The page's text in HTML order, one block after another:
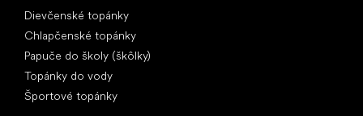
Dievčenské topánky
Chlapčenské topánky
Papuče do školy (škôlky)
Topánky do vody
Športové topánky